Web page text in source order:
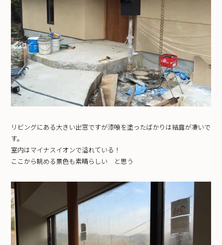
リビングにある大きい出窓ですが漆喰を塗ったばかりは結露が凄いで
す。
室内はマイナスイオンで溢れている！
ここから眺める景色も素晴らしい と思う